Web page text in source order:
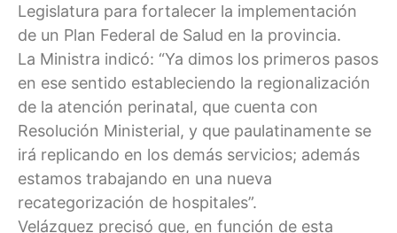
Legislatura para fortalecer la implementación
de un Plan Federal de Salud en la provincia.
La Ministra indicó: “Ya dimos los primeros pasos
en ese sentido estableciendo la regionalización
de la atención perinatal, que cuenta con
Resolución Ministerial, y que paulatinamente se
irá replicando en los demás servicios; además
estamos trabajando en una nueva
recategorización de hospitales”.
Velázquez precisó que, en función de esta